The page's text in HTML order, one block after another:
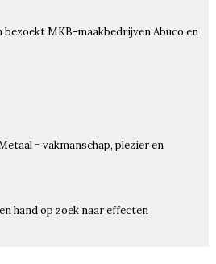
MKB-maakbedrijven Abuco en
= vakmanschap, plezier en
hand op zoek naar effecten